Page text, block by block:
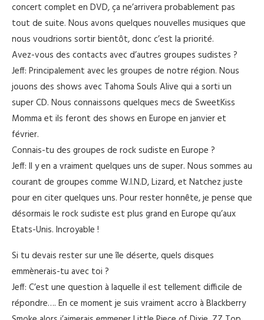
concert complet en DVD, ça ne’arrivera probablement pas
tout de suite. Nous avons quelques nouvelles musiques que
nous voudrions sortir bientôt, donc c’est la priorité.
Avez-vous des contacts avec d’autres groupes sudistes ?
Jeff: Principalement avec les groupes de notre région. Nous
jouons des shows avec Tahoma Souls Alive qui a sorti un
super CD. Nous connaissons quelques mecs de SweetKiss
Momma et ils feront des shows en Europe en janvier et
février.
Connais-tu des groupes de rock sudiste en Europe ?
Jeff: Il y en a vraiment quelques uns de super. Nous sommes au
courant de groupes comme W.I.N.D, Lizard, et Natchez juste
pour en citer quelques uns. Pour rester honnête, je pense que
désormais le rock sudiste est plus grand en Europe qu’aux
Etats-Unis. Incroyable !
Si tu devais rester sur une île déserte, quels disques
emmènerais-tu avec toi ?
Jeff: C’est une question à laquelle il est tellement difficile de
répondre…. En ce moment je suis vraiment accro à Blackberry